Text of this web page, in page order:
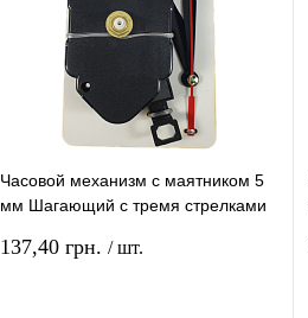
Часовой механизм с маятником 5
мм Шагающий с тремя стрелками
137,40 грн. / шт.